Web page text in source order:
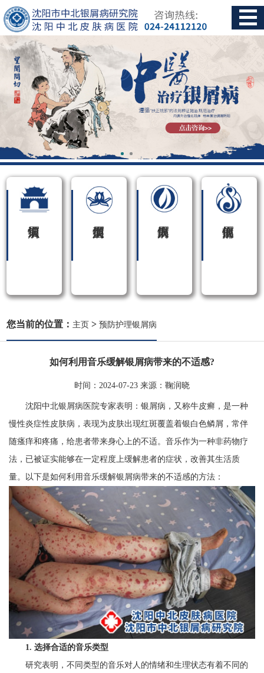
您当前的位置： 主页 >预防护理银屑病
如何利用音乐缓解银屑病带来的不适感?
时间： 2024-07-23 来源： 鞠润晓
沈阳中北银屑病医院专家表明：银屑病，又称牛皮癣，是一种
慢性炎症性皮肤病，表现为皮肤出现红斑覆盖着银白色鳞屑，常伴
随瘙痒和疼痛，给患者带来身心上的不适。音乐作为一种非药物疗
法，已被证实能够在一定程度上缓解患者的症状，改善其生活质
量。以下是如何利用音乐缓解银屑病带来的不适感的方法：
1. 选择合适的音乐类型
研究表明，不同类型的音乐对人的情绪和生理状态有着不同的